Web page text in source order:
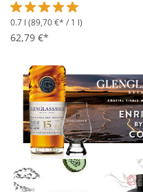
Durchschnittliche
0.7 l (89,70 €* / 1 l)
62,79 €*